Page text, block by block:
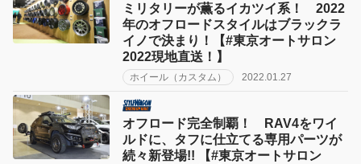
ミリタリーが薫るイカツイ系！ 2022
年のオフロードスタイルはブラックラ
イノで決まり！【#東京オートサロン
2022現地直送！】
ホイール（カスタム） 2022.01.27
オフロード完全制覇！ RAV4をワイ
ルドに、タフに仕立てる専用パーツが
続々新登場!! 【#東京オートサロン